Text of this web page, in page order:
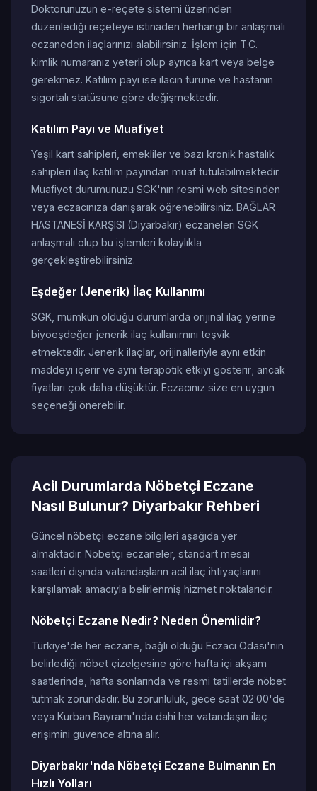
Doktorunuzun e-reçete sistemi üzerinden
düzenlediği reçeteye istinaden herhangi bir anlaşmalı
eczaneden ilaçlarınızı alabilirsiniz. İşlem için T.C.
kimlik numaranız yeterli olup ayrıca kart veya belge
gerekmez. Katılım payı ise ilacın türüne ve hastanın
sigortalı statüsüne göre değişmektedir.
Katılım Payı ve Muafiyet
Yeşil kart sahipleri, emekliler ve bazı kronik hastalık
sahipleri ilaç katılım payından muaf tutulabilmektedir.
Muafiyet durumunuzu SGK'nın resmi web sitesinden
veya eczacınıza danışarak öğrenebilirsiniz. BAĞLAR
HASTANESİ KARŞISI (Diyarbakır) eczaneleri SGK
anlaşmalı olup bu işlemleri kolaylıkla
gerçekleştirebilirsiniz.
Eşdeğer (Jenerik) İlaç Kullanımı
SGK, mümkün olduğu durumlarda orijinal ilaç yerine
biyoeşdeğer jenerik ilaç kullanımını teşvik
etmektedir. Jenerik ilaçlar, orijinalleriyle aynı etkin
maddeyi içerir ve aynı terapötik etkiyi gösterir; ancak
fiyatları çok daha düşüktür. Eczacınız size en uygun
seçeneği önerebilir.
Acil Durumlarda Nöbetçi Eczane
Nasıl Bulunur? Diyarbakır Rehberi
Güncel nöbetçi eczane bilgileri aşağıda yer
almaktadır. Nöbetçi eczaneler, standart mesai
saatleri dışında vatandaşların acil ilaç ihtiyaçlarını
karşılamak amacıyla belirlenmiş hizmet noktalarıdır.
Nöbetçi Eczane Nedir? Neden Önemlidir?
Türkiye'de her eczane, bağlı olduğu Eczacı Odası'nın
belirlediği nöbet çizelgesine göre hafta içi akşam
saatlerinde, hafta sonlarında ve resmi tatillerde nöbet
tutmak zorundadır. Bu zorunluluk, gece saat 02:00'de
veya Kurban Bayramı'nda dahi her vatandaşın ilaç
erişimini güvence altına alır.
Diyarbakır'nda Nöbetçi Eczane Bulmanın En
Hızlı Yolları